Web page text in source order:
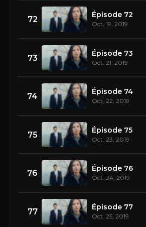
72 Épisode 72
Oct. 19, 2019
73 Épisode 73
Oct. 21, 2019
74 Épisode 74
Oct. 22, 2019
75 Épisode 75
Oct. 23, 2019
76 Épisode 76
Oct. 24, 2019
77 Épisode 77
Oct. 25, 2019